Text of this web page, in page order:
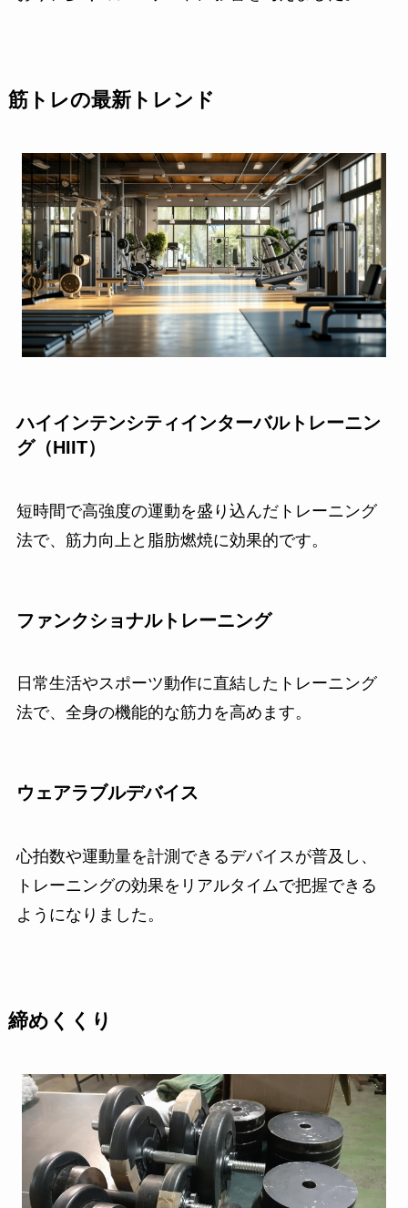
筋トレの最新トレンド
ハイインテンシティインターバルトレーニン
グ（HIIT）
短時間で高強度の運動を盛り込んだトレーニング
法で、筋力向上と脂肪燃焼に効果的です。
ファンクショナルトレーニング
日常生活やスポーツ動作に直結したトレーニング
法で、全身の機能的な筋力を高めます。
ウェアラブルデバイス
心拍数や運動量を計測できるデバイスが普及し、
トレーニングの効果をリアルタイムで把握できる
ようになりました。
締めくくり